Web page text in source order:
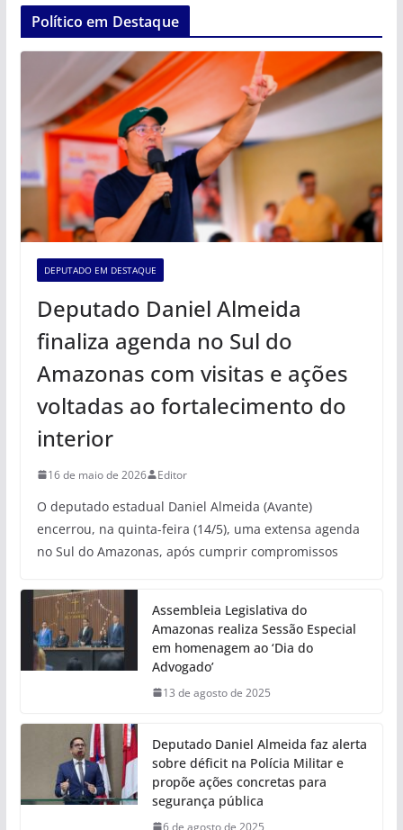
Político em Destaque
DEPUTADO EM DESTAQUE
Deputado Daniel Almeida
finaliza agenda no Sul do
Amazonas com visitas e ações
voltadas ao fortalecimento do
interior
16 de maio de 2026 Editor
O deputado estadual Daniel Almeida (Avante)
encerrou, na quinta-feira (14/5), uma extensa agenda
no Sul do Amazonas, após cumprir compromissos
Assembleia Legislativa do
Amazonas realiza Sessão Especial
em homenagem ao ‘Dia do
Advogado’
13 de agosto de 2025
Deputado Daniel Almeida faz alerta
sobre déficit na Polícia Militar e
propõe ações concretas para
segurança pública
6 de agosto de 2025